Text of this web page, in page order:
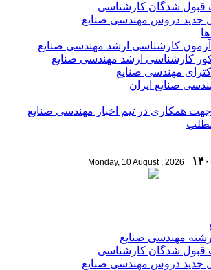
قبول شدگان کارشناسی
دروس مهندسی صنایع
کارشناسی ارشد مهندسی صنایع
کارشناسی ارشد مهندسی صنایع
مهندسی صنایع
صنایع ایران
همکاری در تیم اخبار مهندسی صنایع
|
Monday, 10 August , 2026
مهندسی صنایع
قبول شدگان کارشناسی
دروس مهندسی صنایع